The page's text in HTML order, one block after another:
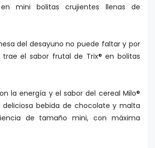
mini bolitas crujientes llenas de
del desayuno no puede faltar y por
trae el sabor frutal de Trix® en bolitas
la energía y el sabor del cereal Milo®
deliciosa bebida de chocolate y malta
de tamaño mini, con máxima